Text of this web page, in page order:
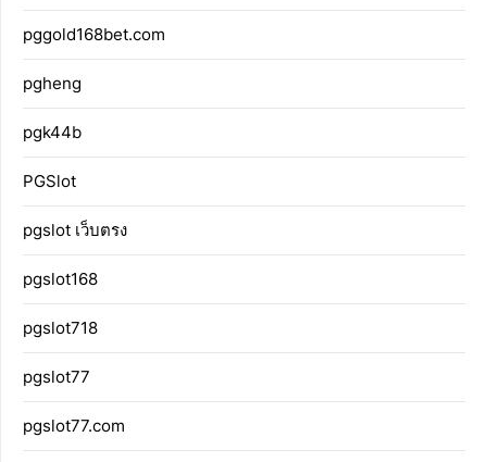
pggold168bet.com
pgheng
pgk44b
PGSlot
pgslot เว็บตรง
pgslot168
pgslot718
pgslot77
pgslot77.com